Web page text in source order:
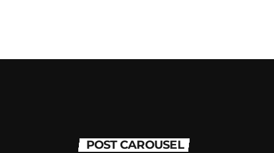
POST CAROUSEL